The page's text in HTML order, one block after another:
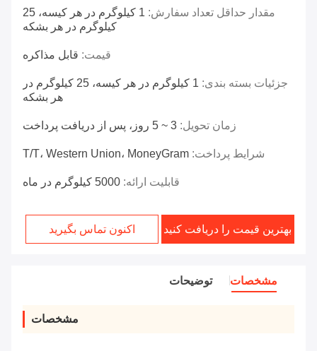
مقدار حداقل تعداد سفارش:
1 کیلوگرم در هر کیسه، 25
کیلوگرم در هر بشکه
قیمت: قابل مذاکره
جزئیات بسته بندی:
1 کیلوگرم در هر کیسه، 25 کیلوگرم در
هر بشکه
زمان تحویل: 3 ~ 5 روز، پس از دریافت پرداخت
شرایط پرداخت: T/T، Western Union، MoneyGram
قابلیت ارائه: 5000 کیلوگرم در ماه
بهترین قیمت را دریافت کنید اکنون تماس بگیرید
مشخصات توضیحات
مشخصات